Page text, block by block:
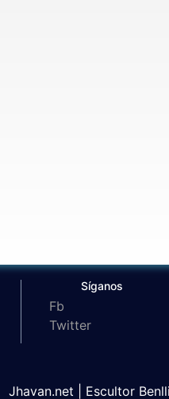
Síganos
Fb
Twitter
Jhavan.net | Escultor